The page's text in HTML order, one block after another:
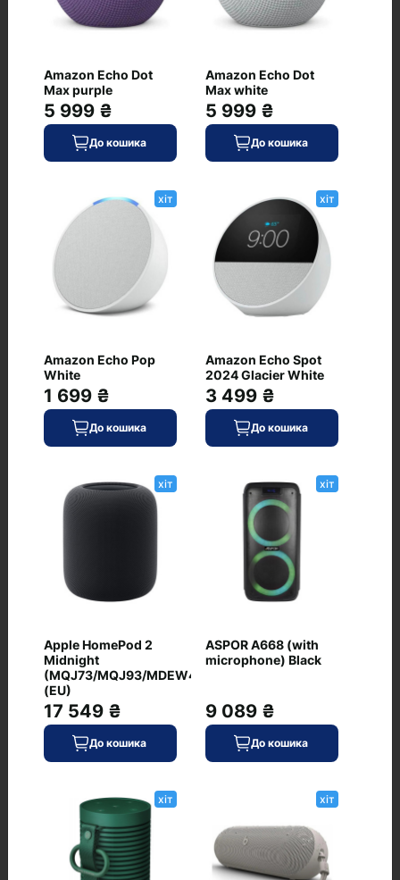
Squad (JBLXTREME5SQUAD)
Чи є JBL Xtreme 5 Squad
(JBLXTREME5SQUAD) у наявності?
Які умови доставки для JBL Xtreme 5
Яка ціна JBL Xtreme 5 Squad
(JBLXTREME5SQUAD)
Рекомендовані товари
В наявності
Код: K-904940
Anker SoundCore Glow
Mini Black (A3136G11)
0
Amazon Echo Dot
Max purple
5 999 ₴
До кошика
Amazon Echo Dot
Max white
5 999 ₴
До кошика
хіт
Amazon Echo Pop
White
1 699 ₴
До кошика
хіт
Amazon Echo Spot
2024 Glacier White
3 499 ₴
До кошика
хіт
Apple HomePod 2
Midnight
(MQJ73/MQJ93/MDEW4AX)
(EU)
17 549 ₴
До кошика
хіт
ASPOR A668 (with
microphone) Black
9 089 ₴
До кошика
хіт хіт